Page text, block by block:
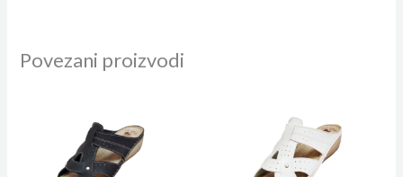
Povezani proizvodi